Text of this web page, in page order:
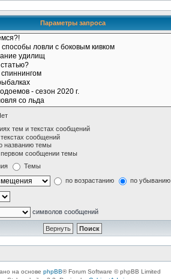
Параметры запроса
тем и текстах сообщений
сообщений
названию темы
первом сообщении темы
Темы
по возрастанию по убыванию
символов сообщений
на основе phpBB® Forum Software © phpBB Limited